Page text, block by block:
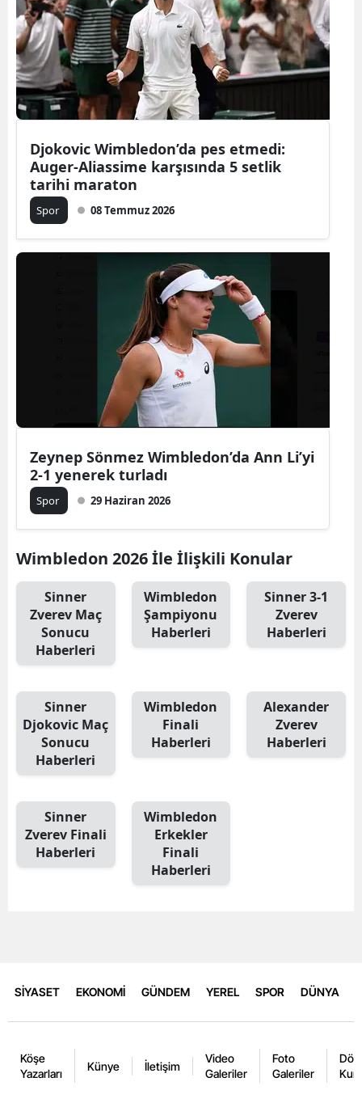
Djokovic Wimbledon’da pes etmedi:
Auger-Aliassime karşısında 5 setlik
tarihi maraton
Spor 08 Temmuz 2026
Zeynep Sönmez Wimbledon’da Ann Li’yi
2-1 yenerek turladı
Spor 29 Haziran 2026
Wimbledon 2026 İle İlişkili Konular
Sinner
Zverev Maç
Sonucu
Haberleri
Wimbledon
Şampiyonu
Haberleri
Sinner 3-1
Zverev
Haberleri
Sinner
Djokovic Maç
Sonucu
Haberleri
Wimbledon
Finali
Haberleri
Alexander
Zverev
Haberleri
Sinner
Zverev Finali
Haberleri
Wimbledon
Erkekler
Finali
Haberleri
SİYASET EKONOMİ GÜNDEM YEREL SPOR DÜNYA
Köşe
Yazarları
Künye İletişim
Video
Galeriler
Foto
Galeriler